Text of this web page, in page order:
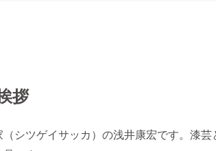
拶
シツゲイサッカ）の浅井康宏です。漆